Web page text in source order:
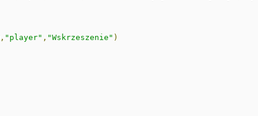
, "player" , "Wskrzeszenie" )